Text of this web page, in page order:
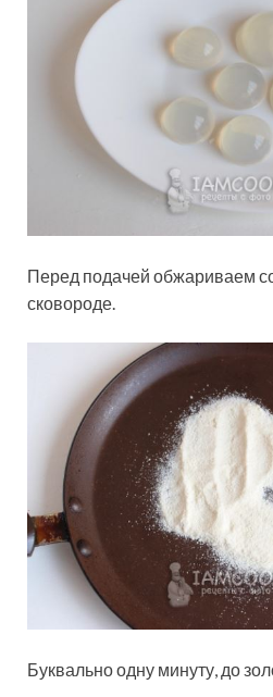
Перед подачей обжариваем
сковороде.
Буквально одну минуту, до